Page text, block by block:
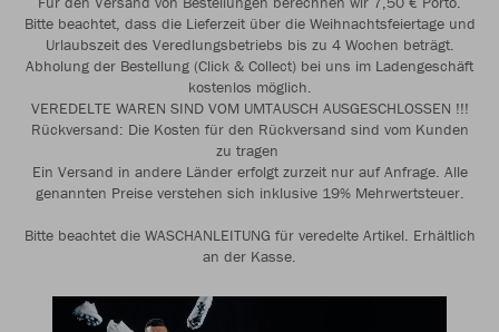
Bitte beachtet, dass die Lieferzeit über die Weihnachtsfeiertage und
Urlaubszeit des Veredlungsbetriebs bis zu 4 Wochen beträgt.
Abholung der Bestellung (Click & Collect) bei uns im Ladengeschäft
kostenlos möglich.
VEREDELTE WAREN SIND VOM UMTAUSCH AUSGESCHLOSSEN !!!
Rückversand: Die Kosten für den Rückversand sind vom Kunden
zu tragen
Ein Versand in andere Länder erfolgt zurzeit nur auf Anfrage. Alle
genannten Preise verstehen sich inklusive 19% Mehrwertsteuer.
Bitte beachtet die WASCHANLEITUNG für veredelte Artikel. Erhältlich
an der Kasse.